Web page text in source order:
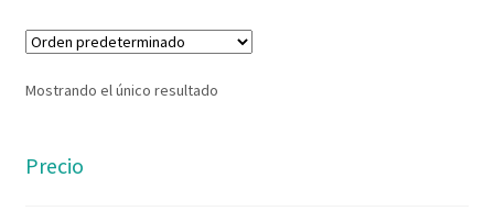
Mostrando el único resultado
Precio